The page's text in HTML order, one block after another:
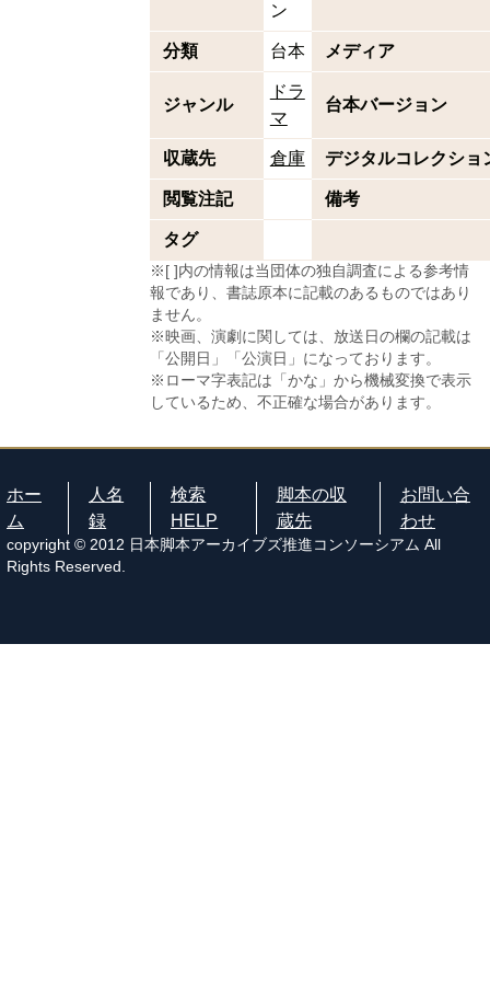
ン
分類 台本 メディア
ジャンル
ドラ
マ
台本バージョン
収蔵先 倉庫 デジタルコレクショ
閲覧注記 備考
タグ
※[ ]内の情報は当団体の独自調査による参考情
報であり、書誌原本に記載のあるものではあり
ません。
※映画、演劇に関しては、放送日の欄の記載は
「公開日」「公演日」になっております。
※ローマ字表記は「かな」から機械変換で表示
しているため、不正確な場合があります。
ホー
ム
人名
録
検索
HELP
脚本の収
蔵先
お問い合
わせ
copyright © 2012 日本脚本アーカイブズ推進コンソーシアム All
Rights Reserved.